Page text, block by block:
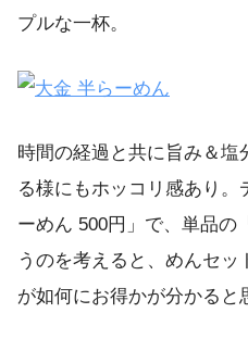
プルな一杯。
時間の経過と共に旨み＆塩
る様にもホッコリ感あり。
ーめん 500円」で、単品の
うのを考えると、めんセッ
が如何にお得かが分かると